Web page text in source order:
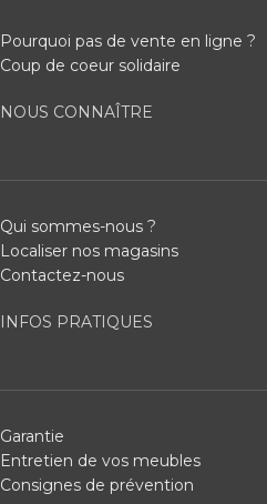
Pourquoi pas de vente en ligne ?
Coup de coeur solidaire
NOUS CONNAÎTRE
Qui sommes-nous ?
Localiser nos magasins
Contactez-nous
INFOS PRATIQUES
Garantie
Entretien de vos meubles
Consignes de prévention